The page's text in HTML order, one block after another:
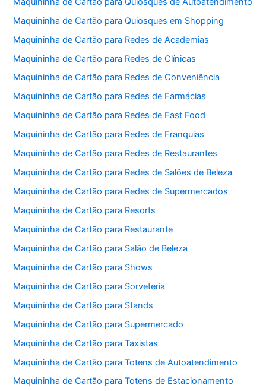
Maquininha de Cartão para Quiosques em Shopping
Maquininha de Cartão para Redes de Academias
Maquininha de Cartão para Redes de Clínicas
Maquininha de Cartão para Redes de Conveniência
Maquininha de Cartão para Redes de Farmácias
Maquininha de Cartão para Redes de Fast Food
Maquininha de Cartão para Redes de Franquias
Maquininha de Cartão para Redes de Restaurantes
Maquininha de Cartão para Redes de Salões de Beleza
Maquininha de Cartão para Redes de Supermercados
Maquininha de Cartão para Resorts
Maquininha de Cartão para Restaurante
Maquininha de Cartão para Salão de Beleza
Maquininha de Cartão para Shows
Maquininha de Cartão para Sorveteria
Maquininha de Cartão para Stands
Maquininha de Cartão para Supermercado
Maquininha de Cartão para Taxistas
Maquininha de Cartão para Totens de Autoatendimento
Maquininha de Cartão para Totens de Estacionamento